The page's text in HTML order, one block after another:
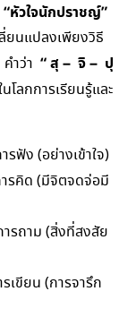
“หัวใจนักปราชญ์”
ยนแปลงเพียงวิธี
ำว่า “ สุ– จิ – ปุ
โลกการเรียนรู้และ
รฟัง (อย่างเข้าใจ)
ารคิด (มีจิตจดจ่อมี
ารถาม (สิ่งที่สงสัย
เขียน (การจารึก